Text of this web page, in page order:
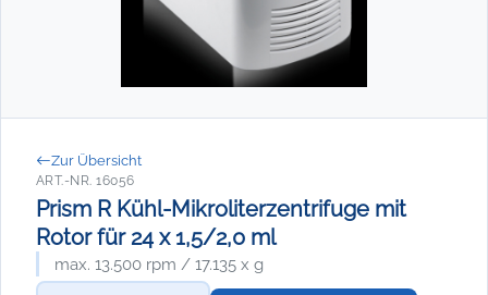
Zur Übersicht
ART.-NR. 16056
Prism R Kühl-Mikroliterzentrifuge mit
Rotor für 24 x 1,5/2,0 ml
max. 13.500 rpm / 17.135 x g